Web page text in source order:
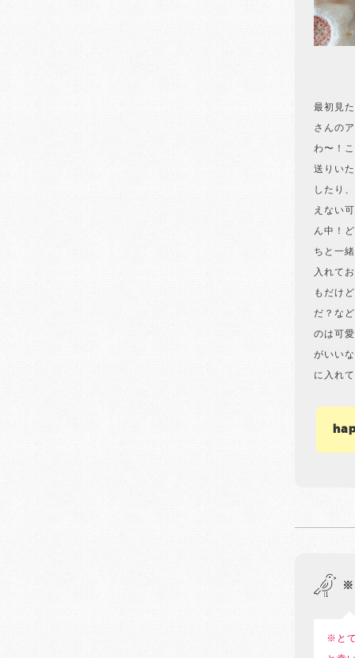
最初見
さんの
わ〜！
送りい
したり
えない
ん中！
ちと一
入れて
もだけ
だ？な
のは可
がいい
に入れ
※
※と